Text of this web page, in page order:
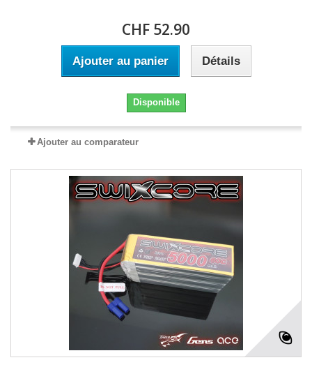
CHF 52.90
Ajouter au panier Détails
Disponible
Ajouter au comparateur